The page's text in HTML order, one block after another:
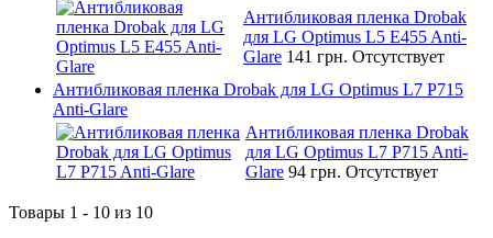
Антибликовая пленка Drobak
для LG Optimus L5 E455 Anti-
Glare 141 грн. Отсутствует
Антибликовая пленка Drobak для LG Optimus L7 P715
Anti-Glare
Антибликовая пленка Drobak
для LG Optimus L7 P715 Anti-
Glare 94 грн. Отсутствует
Товары 1 - 10 из 10